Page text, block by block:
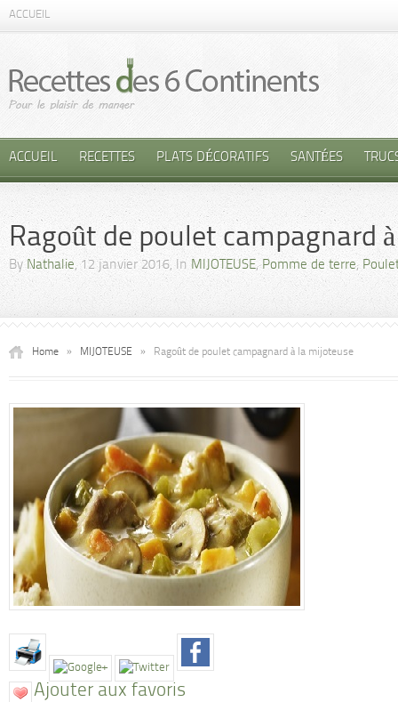
ACCUEIL
ACCUEIL RECETTES PLATS DÉCORATIFS SANTÉES
Ragoût de poulet campagnard
By Nathalie, 12 janvier 2016, In MIJOTEUSE,Pomme de terre,
Home » MIJOTEUSE » Ragoût de poulet campagnard à la mijoteuse
Ajouter aux favoris